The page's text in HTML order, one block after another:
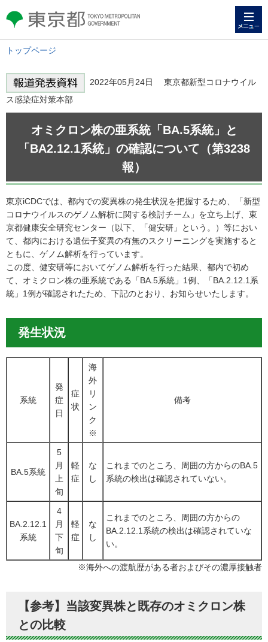
東京都 TOKYO METROPOLITAN
GOVERNMENT
トップページ
2022年05月24日 東京都新型コロナウイル
ス感染症対策本部
オミクロン株の亜系統「BA.5系統」と
「BA2.12.1系統」の確認について （第3238
報）
東京iCDCでは、都内での変異株の発生状況を把握するため、「新型
コロナウイルスのゲノム解析に関する検討チーム」を立ち上げ、東
京都健康安全研究センター（以下、「健安研」という。）等におい
て、都内における遺伝子変異の有無のスクリーニングを実施すると
ともに、ゲノム解析を行っています。
この度、健安研等においてゲノム解析を行った結果、都内で初め
て、オミクロン株の亜系統である「BA.5系統」1例、「BA.2.12.1系
統」1例が確認されたため、下記のとおり、お知らせいたします。
発生状況
系統
発
症
日
症
状
海
外
リ
ン
ク
※
備考
BA.5系統
5
月
上
旬
軽
症
な
し
これまでのところ、周囲の方からのBA.5
系統の検出は確認されていない。
BA.2.12.1
系統
4
月
下
旬
軽
症
な
し
これまでのところ、周囲の方からの
BA.2.12.1系統の検出は確認されていな
い。
※海外への渡航歴がある者およびその濃厚接触者
【参考】当該変異株と既存のオミクロン株
との比較